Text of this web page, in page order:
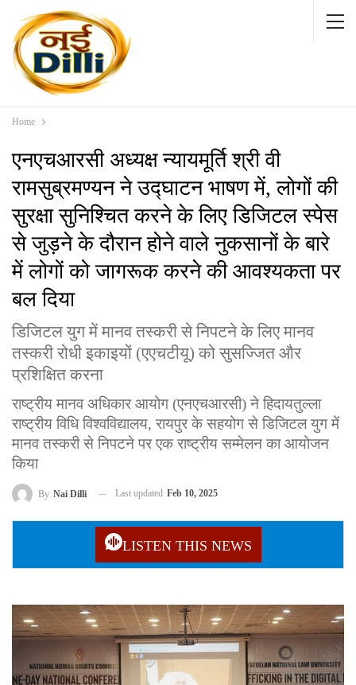
Home
एनएचआरसी अध्यक्ष न्यायमूर्ति श्री वी
रामसुब्रमण्यन ने उद्घाटन भाषण में, लोगों की
सुरक्षा सुनिश्चित करने के लिए डिजिटल स्पेस
से जुड़ने के दौरान होने वाले नुकसानों के बारे
में लोगों को जागरूक करने की आवश्यकता पर
बल दिया
डिजिटल युग में मानव तस्करी से निपटने के लिए मानव
तस्करी रोधी इकाइयों (एएचटीयू) को सुसज्जित और
प्रशिक्षित करना
राष्ट्रीय मानव अधिकार आयोग (एनएचआरसी) ने हिदायतुल्ला
राष्ट्रीय विधि विश्वविद्यालय, रायपुर के सहयोग से डिजिटल युग में
मानव तस्करी से निपटने पर एक राष्ट्रीय सम्मेलन का आयोजन
किया
By Nai Dilli Last updated Feb 10, 2025
LISTEN THIS NEWS